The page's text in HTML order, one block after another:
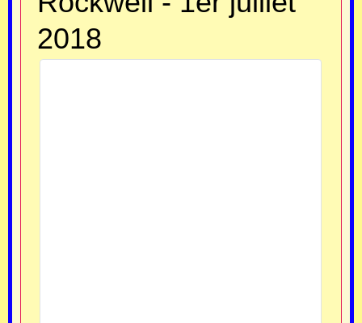
2018